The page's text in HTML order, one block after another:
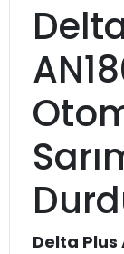
Delta Plus